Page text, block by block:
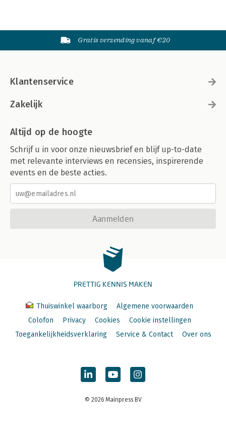
Gratis verzending vanaf €20
Klantenservice
Zakelijk
Altijd op de hoogte
Schrijf u in voor onze nieuwsbrief en blijf up-to-date
met relevante interviews en recensies, inspirerende
events en de beste acties.
Aanmelden
PRETTIG KENNIS MAKEN
Thuiswinkel waarborg
Algemene voorwaarden
Colofon
Privacy Cookies
Cookie instellingen
Toegankelijkheidsverklaring
Service & Contact Over ons
© 2026 Mainpress BV